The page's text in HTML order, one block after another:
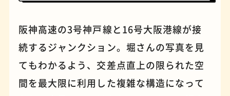
パンケーキ 手芸
阪神高速の3号神戸線と16号大阪港線が接
続するジャンクション。堀さんの写真を見
てもわかるよう、交差点直上の限られた空
間を最大限に利用した複雑な構造になって